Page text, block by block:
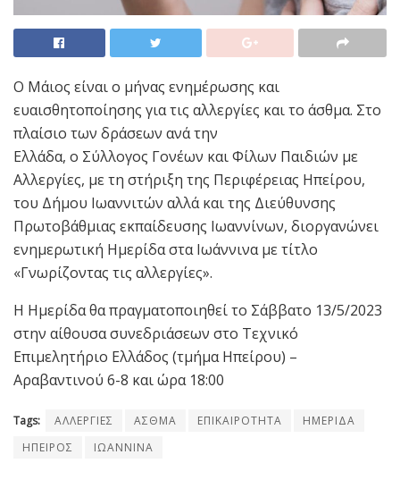
Ο Μάιος είναι ο μήνας ενημέρωσης και
ευαισθητοποίησης για τις αλλεργίες και το άσθμα. Στο
πλαίσιο των δράσεων ανά την
Ελλάδα, ο Σύλλογος Γονέων και Φίλων Παιδιών με
Αλλεργίες, με τη στήριξη της Περιφέρειας Ηπείρου,
του Δήμου Ιωαννιτών αλλά και της Διεύθυνσης
Πρωτοβάθμιας εκπαίδευσης Ιωαννίνων, διοργανώνει
ενημερωτική Ημερίδα στα Ιωάννινα με τίτλο
«Γνωρίζοντας τις αλλεργίες».
Η Ημερίδα θα πραγματοποιηθεί το Σάββατο 13/5/2023
στην αίθουσα συνεδριάσεων στο Τεχνικό
Επιμελητήριο Ελλάδος (τμήμα Ηπείρου) –
Αραβαντινού 6-8 και ώρα 18:00
Tags: ΑΛΛΕΡΓΙΕΣ ΑΣΘΜΑ ΕΠΙΚΑΙΡΟΤΗΤΑ
ΗΜΕΡΙΔΑ
ΗΠΕΙΡΟΣ
ΙΩΑΝΝΙΝΑ